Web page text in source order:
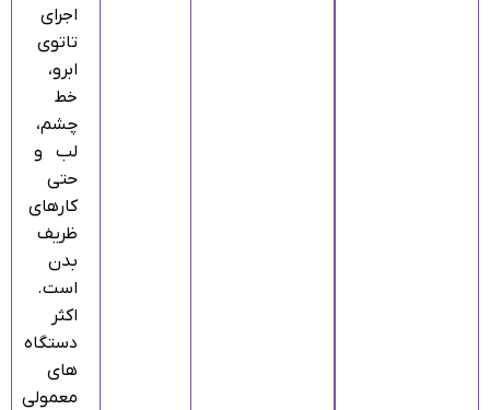
اجرای
تاتوی
ابرو،
خط
چشم،
لب و
حتی
کارهای
ظریف
بدن
است.
اکثر
دستگاه‌
های
معمولی